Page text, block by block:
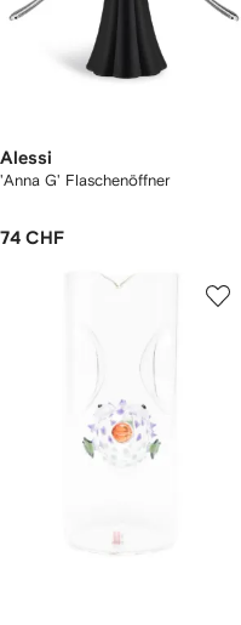
Alessi
'Anna G' Flaschenöffner
74 CHF